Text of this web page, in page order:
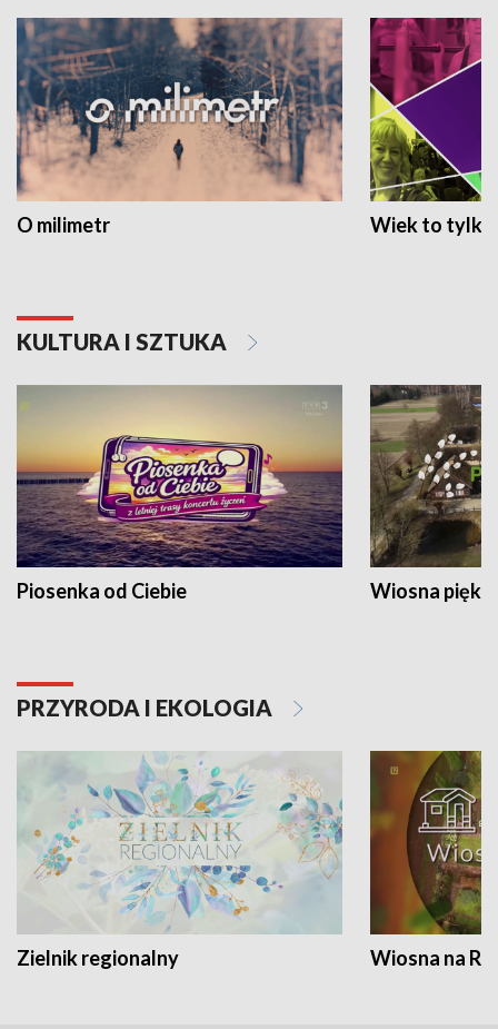
O milimetr Wiek to tylko
KULTURA I SZTUKA
Piosenka od Ciebie Wiosna
PRZYRODA I EKOLOGIA
Zielnik regionalny Wiosna na